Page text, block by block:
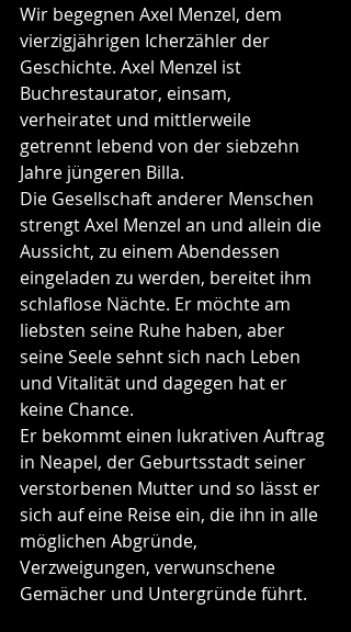
Wir begegnen Axel Menzel, dem
vierzigjährigen Icherzähler der
Geschichte. Axel Menzel ist
Buchrestaurator, einsam,
verheiratet und mittlerweile
getrennt lebend von der siebzehn
Jahre jüngeren Billa.
Die Gesellschaft anderer Menschen
strengt Axel Menzel an und allein die
Aussicht, zu einem Abendessen
eingeladen zu werden, bereitet ihm
schlaflose Nächte. Er möchte am
liebsten seine Ruhe haben, aber
seine Seele sehnt sich nach Leben
und Vitalität und dagegen hat er
keine Chance.
Er bekommt einen lukrativen Auftrag
in Neapel, der Geburtsstadt seiner
verstorbenen Mutter und so lässt er
sich auf eine Reise ein, die ihn in alle
möglichen Abgründe,
Verzweigungen, verwunschene
Gemächer und Untergründe führt.